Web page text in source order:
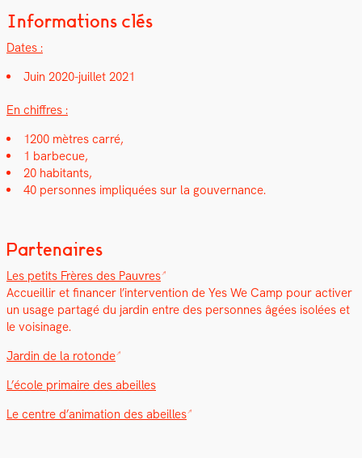
Informations clés
Dates :
Juin 2020-juil­let 2021
En chiffres :
1200 mètres car­ré,
1 bar­be­cue,
20 habi­tants,
40 per­son­nes impliquées sur la gou­ver­nance.
Partenaires
Les petits Frères des Pau­vres
Accueil­lir et financer l’in­ter­ven­tion de Yes We Camp pour activ­er
un usage partagé du jardin entre des per­son­nes âgées isolées et
le voisi­nage.
Jardin de la rotonde
L’école pri­maire des abeilles
Le cen­tre d’animation des abeilles